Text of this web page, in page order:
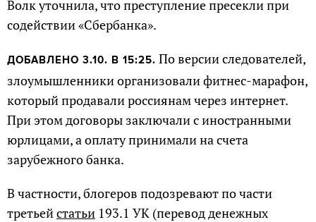
Волк уточнила, что преступление пресекли при
содействии «Сбербанка».
ДОБАВЛЕНО 3.10. В 15:25. По версии следователей,
злоумышленники организовали фитнес-марафон,
который продавали россиянам через интернет.
При этом договоры заключали с иностранными
юрлицами, а оплату принимали на счета
зарубежного банка.
В частности, блогеров подозревают по части
третьейстатьи 193.1 УК (перевод денежных